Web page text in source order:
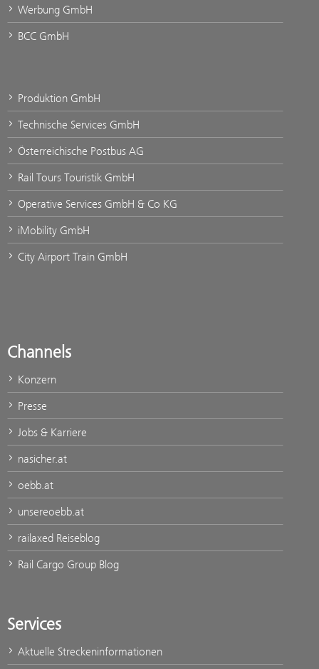
Werbung GmbH
BCC GmbH
Produktion GmbH
Technische Services GmbH
Österreichische Postbus AG
Rail Tours Touristik GmbH
Operative Services GmbH & Co KG
iMobility GmbH
City Airport Train GmbH
Channels
Konzern
Presse
Jobs & Karriere
nasicher.at
oebb.at
unsereoebb.at
railaxed Reiseblog
Rail Cargo Group Blog
Services
Aktuelle Streckeninformationen